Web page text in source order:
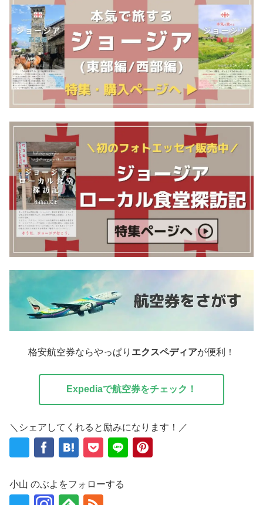
格安航空券ならやっぱり エクスペディアが便利！
Expediaで航空券をチェック！
＼シェアしてくれると励みになります！／
小山 のぶよをフォローする